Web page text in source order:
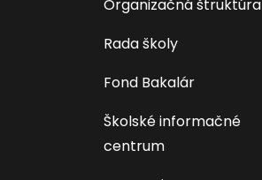
Organizačná štruktúra
Rada školy
Fond Bakalár
Školské informačné
centrum